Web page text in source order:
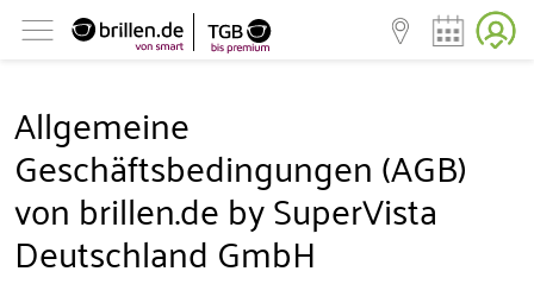
Allgemeine
Geschäftsbedingungen (AGB)
von brillen.de by SuperVista
Deutschland GmbH